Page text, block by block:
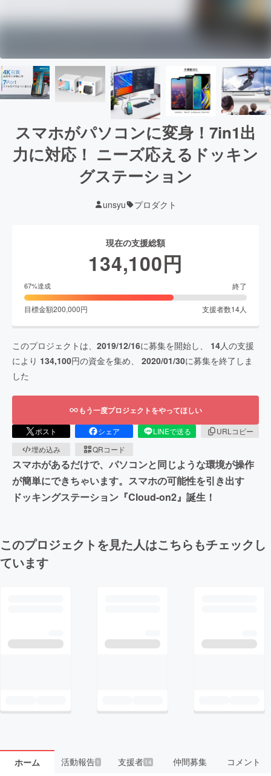
スマホがパソコンに変身！7in1出
力に対応！ ニーズ応えるドッキン
グステーション
unsyu プロダクト
現在の支援総額
134,100円
67%達成 終了
目標金額200,000円 支援者数14人
このプロジェクトは、 2019/12/16に募集を開始し、 14人の支援
により 134,100円の資金を集め、 2020/01/30に募集を終了しま
した
もう一度プロジェクトをやってほしい
ポスト シェア LINEで送る
URLコピー
埋め込み
QRコード
スマホがあるだけで、パソコンと同じような環境が操作
が簡単にできちゃいます。スマホの可能性を引き出す
ドッキングステーション『Cloud-on2』誕生！
このプロジェクトを見た人はこちらもチェックし
ています
ホーム 活動報告1 支援者 14 仲間募集 コメント